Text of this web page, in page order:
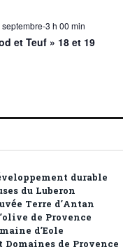
septembre-3 h 00 min
et Teuf » 18 et 19
durable
du Luberon
Terre d’Antan
de Provence
d’Eole
de Provence